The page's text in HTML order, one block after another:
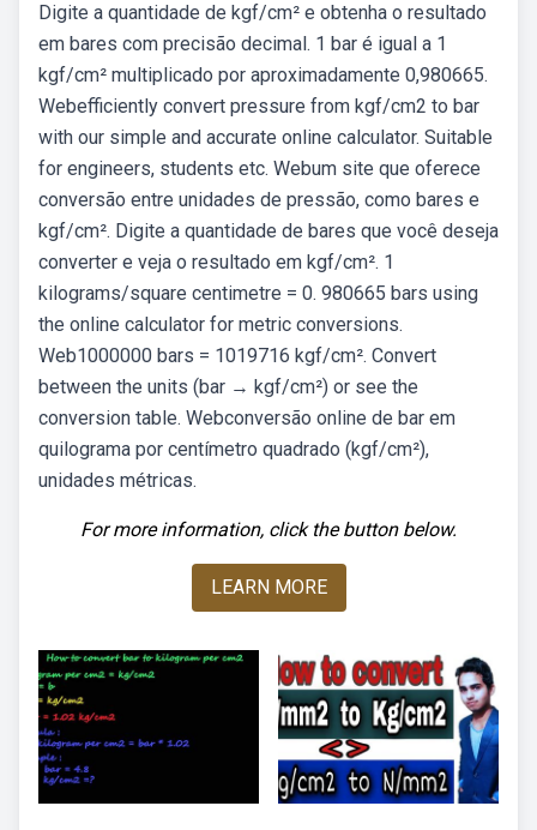
Digite a quantidade de kgf/cm² e obtenha o resultado
em bares com precisão decimal. 1 bar é igual a 1
kgf/cm² multiplicado por aproximadamente 0,980665.
Webefficiently convert pressure from kgf/cm2 to bar
with our simple and accurate online calculator. Suitable
for engineers, students etc. Webum site que oferece
conversão entre unidades de pressão, como bares e
kgf/cm². Digite a quantidade de bares que você deseja
converter e veja o resultado em kgf/cm². 1
kilograms/square centimetre = 0. 980665 bars using
the online calculator for metric conversions.
Web1000000 bars = 1019716 kgf/cm². Convert
between the units (bar → kgf/cm²) or see the
conversion table. Webconversão online de bar em
quilograma por centímetro quadrado (kgf/cm²),
unidades métricas.
For more information, click the button below.
LEARN MORE